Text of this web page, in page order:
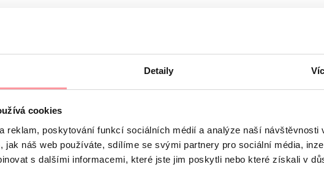
Detaily
cookies
reklam, poskytování funkcí sociálních médií a analýze naší návštěvnosti
jak náš web používáte, sdílíme se svými partnery pro sociální média,
s dalšími informacemi, které jste jim poskytli nebo které získali v
Behandlung der Unfruchtbarkeit